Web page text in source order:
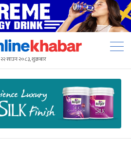
२२ साउन २०८३, शुक्रबार